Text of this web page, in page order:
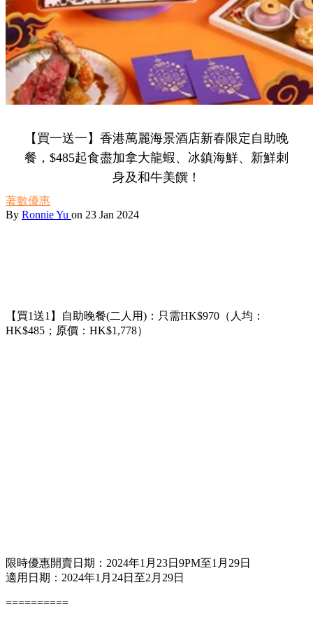
【買一送一】香港萬麗海景酒店新春限定自助晚
餐，$485起食盡加拿大龍蝦、冰鎮海鮮、新鮮刺
身及和牛美饌！
著數優惠
By Ronnie Yu on 23 Jan 2024
【買1送1】自助晚餐(二人用)：只需HK$970（人均：
HK$485；原價：HK$1,778）
限時優惠開賣日期：2024年1月23日9PM至1月29日
適用日期：2024年1月24日至2月29日
==========